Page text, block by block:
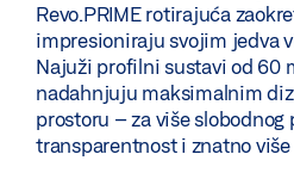
Revo.PRIME rotirajuća
impresioniraju svojim jedva
Najuži profilni sustavi od 60
nadahnjuju maksimalnim
prostoru – za više slobodnog
transparentnost i znatno više